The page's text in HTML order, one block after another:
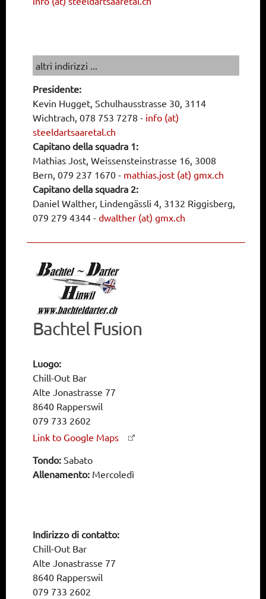
altri indirizzi ...
Presidente:
Kevin Hugget, Schulhausstrasse 30, 3114
Wichtrach, 078 753 7278 - info (at)
steeldartsaaretal.ch
Capitano della squadra 1:
Mathias Jost, Weissensteinstrasse 16, 3008
Bern, 079 237 1670 - mathias.jost (at) gmx.ch
Capitano della squadra 2:
Daniel Walther, Lindengässli 4, 3132 Riggisberg,
079 279 4344 - dwalther (at) gmx.ch
Bachtel Fusion
Luogo:
Chill-Out Bar
Alte Jonastrasse 77
8640 Rapperswil
079 733 2602
Link to Google Maps
Tondo: Sabato
Allenamento: Mercoledì
Indirizzo di contatto:
Chill-Out Bar
Alte Jonastrasse 77
8640 Rapperswil
079 733 2602